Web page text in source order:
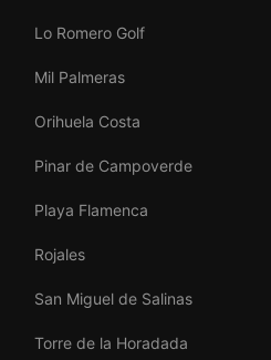
Lo Romero Golf
Mil Palmeras
Orihuela Costa
Pinar de Campoverde
Playa Flamenca
Rojales
San Miguel de Salinas
Torre de la Horadada